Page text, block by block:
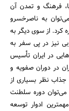
فرهنگ و تمدن آن
به ناصرخسرو
کرد. از سوی دیگر به
نیز در پی سفر به
در ایران تأسیس
در دوران صفویه و
نظر بسیاری از
می‌توان دوره سلطنت
ادوار توسعه